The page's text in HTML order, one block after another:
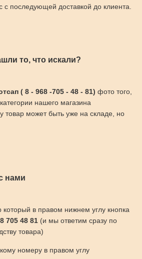
с последующей доставкой до клиента.
то, что искали?
( 8 - 968 -705 - 48 - 81) фото того,
нашего магазина
товар может быть уже на складе, но
нами
который в правом нижнем углу кнопка
705 48 81(и мы ответим сразу по
товара)
номеру в правом углу